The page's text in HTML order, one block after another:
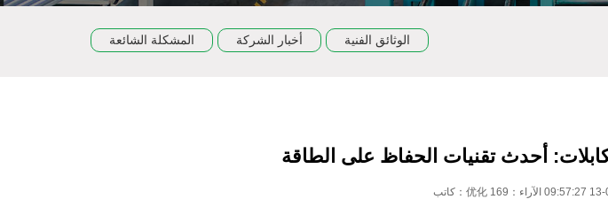
المشكلة الشائعة أخبار الشركة الوثائق الفنية
أحدث تقنيات الحفاظ على الطاقة